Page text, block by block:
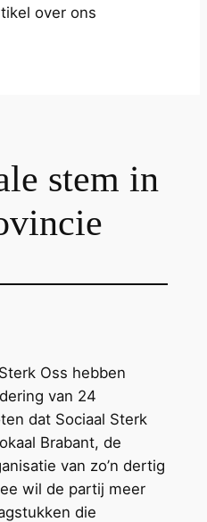
over ons
stem in
Oss hebben
van 24
dat Sociaal Sterk
Brabant, de
van zo’n dertig
wil de partij meer
die